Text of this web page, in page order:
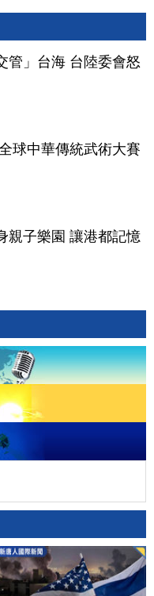
管」台海 台陸委會怒
球中華傳統武術大賽
親子樂園 讓港都記憶